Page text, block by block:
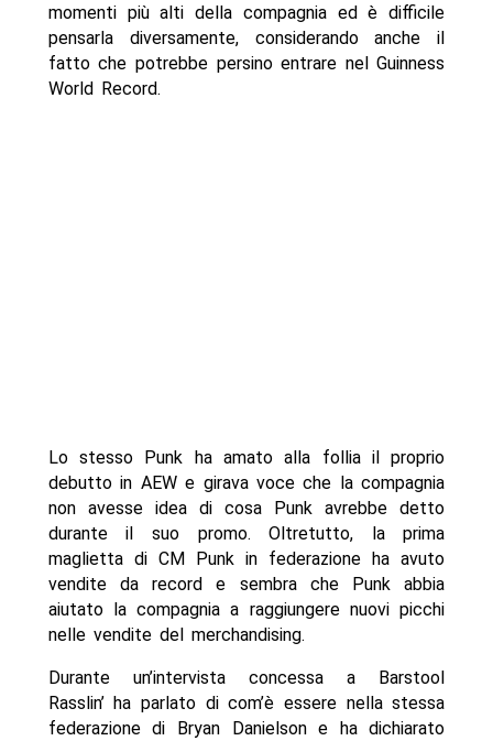
momenti più alti della compagnia ed è difficile
pensarla diversamente, considerando anche il
fatto che potrebbe persino entrare nel Guinness
World Record.
Lo stesso Punk ha amato alla follia il proprio
debutto in AEW e girava voce che la compagnia
non avesse idea di cosa Punk avrebbe detto
durante il suo promo. Oltretutto, la prima
maglietta di CM Punk in federazione ha avuto
vendite da record e sembra che Punk abbia
aiutato la compagnia a raggiungere nuovi picchi
nelle vendite del merchandising.
Durante un’intervista concessa a Barstool
Rasslin’ ha parlato di com’è essere nella stessa
federazione di Bryan Danielson e ha dichiarato